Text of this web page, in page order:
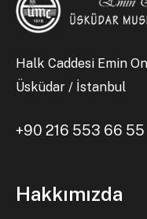
Halk Caddesi Emin
Üsküdar / İstanbul
+90 216 553 66 55
Hakkımızda